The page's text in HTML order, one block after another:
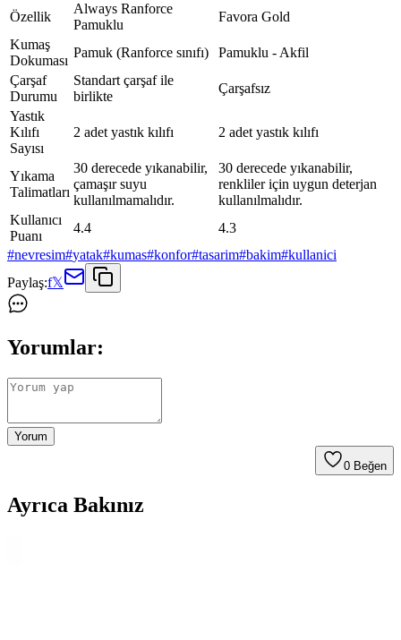
Özellik
Always Ranforce
Pamuklu
Favora Gold
Kumaş
Dokuması
Pamuk (Ranforce sınıfı)
Pamuklu - Akfil
Çarşaf
Durumu
Standart çarşaf ile
birlikte
Çarşafsız
Yastık
Kılıfı
Sayısı
2 adet yastık kılıfı 2 adet yastık kılıfı
Yıkama
Talimatları
30 derecede yıkanabilir,
çamaşır suyu
kullanılmamalıdır.
30 derecede yıkanabilir,
renkliler için uygun deterjan
kullanılmalıdır.
Kullanıcı
Puanı
4.4
4.3
#nevresim#yatak#kumas#konfor#tasarim#bakim#kullanici
Paylaş:f𝕏
Yorumlar:
Yorum
0 Beğen
Ayrıca Bakınız